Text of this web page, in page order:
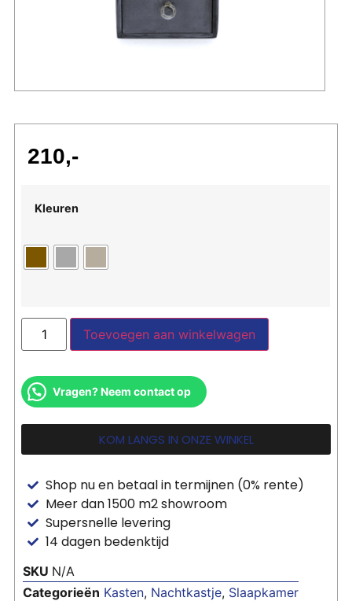
210
Kleuren
Toevoegen aan winkelwagen
Vragen? Neem contact op
KOM LANGS IN ONZE WINKEL
Shop nu en betaal in termijnen (0% rente)
Meer dan 1500 m2 showroom
Supersnelle levering
14 dagen bedenktijd
SKU N/A
Categorieën Kasten, Nachtkastje, Slaapkamer